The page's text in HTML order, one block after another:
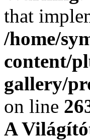
that
/home/
content/
gallery/
on line
A